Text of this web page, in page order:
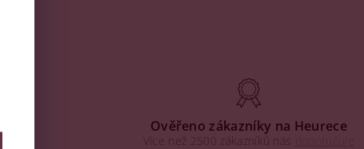
Ověřeno zákazníky na Heurece
Více než 2500 zákazníků nás